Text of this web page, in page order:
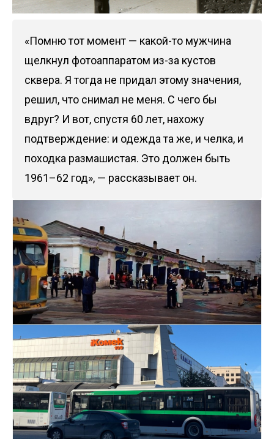
«Помню тот момент — какой-то мужчина
щелкнул фотоаппаратом из-за кустов
сквера. Я тогда не придал этому значения,
решил, что снимал не меня. С чего бы
вдруг? И вот, спустя 60 лет, нахожу
подтверждение: и одежда та же, и челка, и
походка размашистая. Это должен быть
1961–62 год», — рассказывает он.